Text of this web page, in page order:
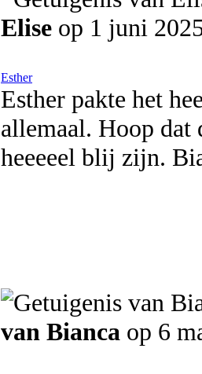
Elise op 1 juni
Esther
Esther pakte het
allemaal. Hoop dat
heeeeel blij zijn.
van Bianca op 6